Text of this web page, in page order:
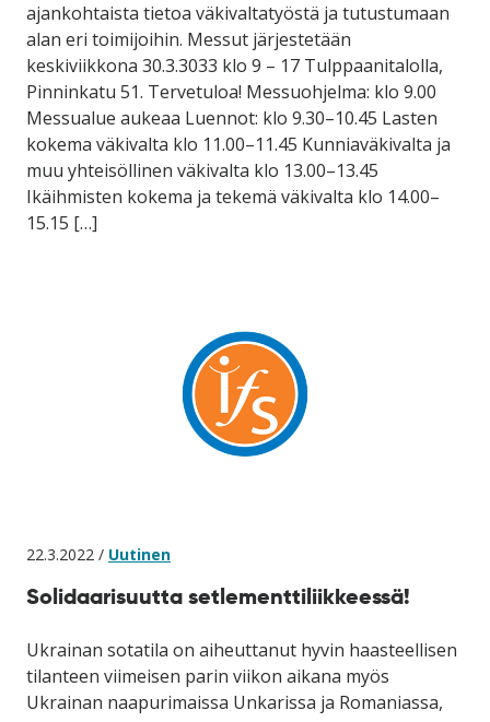
ajankohtaista tietoa väkivaltatyöstä ja tutustumaan
alan eri toimijoihin. Messut järjestetään
keskiviikkona 30.3.3033 klo 9 – 17 Tulppaanitalolla,
Pinninkatu 51. Tervetuloa! Messuohjelma: klo 9.00
Messualue aukeaa Luennot: klo 9.30–10.45 Lasten
kokema väkivalta klo 11.00–11.45 Kunniaväkivalta ja
muu yhteisöllinen väkivalta klo 13.00–13.45
Ikäihmisten kokema ja tekemä väkivalta klo 14.00–
15.15 […]
22.3.2022 / Uutinen
Solidaarisuutta setlementtiliikkeessä!
Ukrainan sotatila on aiheuttanut hyvin haasteellisen
tilanteen viimeisen parin viikon aikana myös
Ukrainan naapurimaissa Unkarissa ja Romaniassa,